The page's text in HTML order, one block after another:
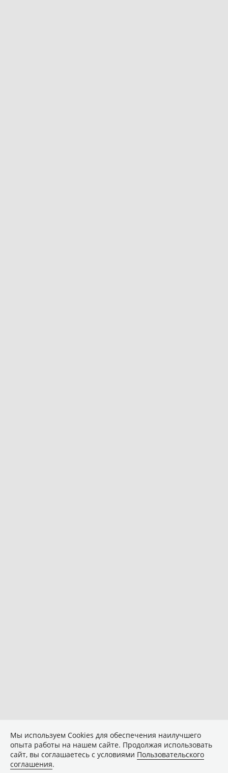
Мы используем Сookies для обеспечения наилучшего
опыта работы на нашем сайте. Продолжая использовать
сайт, вы соглашаетесь с условиями Пользовательского
соглашения.